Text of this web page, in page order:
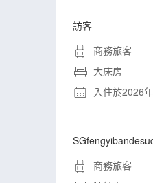
訪客
商務旅客
大床房
入住於2026
商務旅客